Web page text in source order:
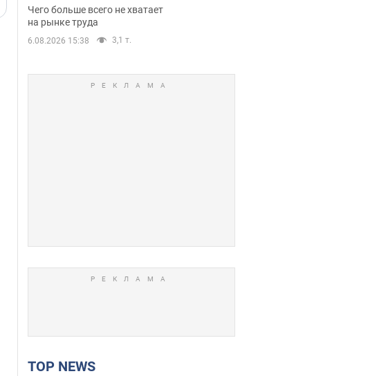
вакансии
Чего больше всего не хватает
на рынке труда
6.08.2026 15:38 3,1 т.
TOP NEWS